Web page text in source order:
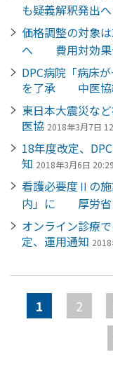
も疑義解釈発出へ
価格調整の対象
へ 費用対効果
DPC病院「病床
を了承 中医協
東日本大震災な
医協 2018年3月7日
18年度改定、
知 2018年3月6日 20:29
看護必要度Ⅱの
内」に 厚労省
オンライン診療
定、運用通知
ペ
ー
ジ
1 2